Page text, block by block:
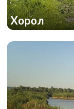
Хорол